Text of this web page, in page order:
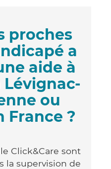
proches
a
aide à
ou
France ?
Click&Care sont
la supervision de